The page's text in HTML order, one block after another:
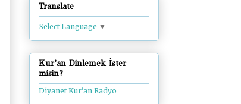
Translate
Select Language ▼
Kur'an Dinlemek İster
misin?
Diyanet Kur'an Radyo